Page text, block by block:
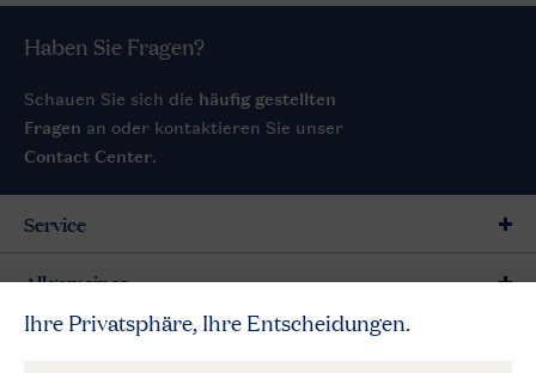
Haben Sie Fragen?
Schauen Sie sich die häufig gestellten
Fragen an oder kontaktieren Sie unser
Contact Center.
Service
Allgemeines
Mehr Landal